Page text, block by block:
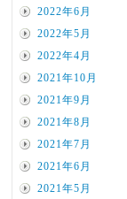
2022年6月
2022年5月
2022年4月
2021年10月
2021年9月
2021年8月
2021年7月
2021年6月
2021年5月